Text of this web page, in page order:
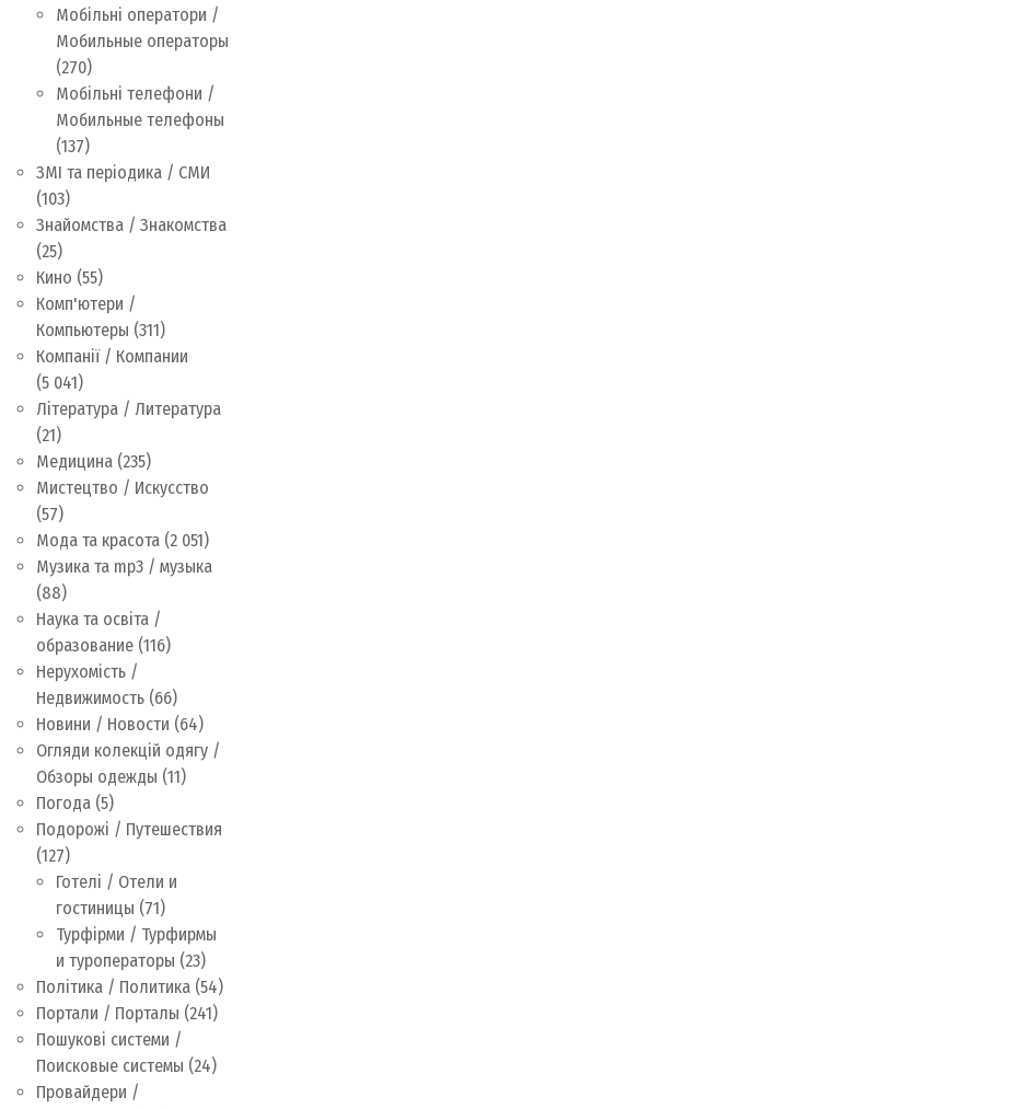
Мобільні оператори /
Мобильные операторы
(270)
Мобільні телефони /
Мобильные телефоны
(137)
ЗМІ та періодика / СМИ
(103)
Знайомства / Знакомства
(25)
Кино (55)
Комп'ютери /
Компьютеры (311)
Компанії / Компании
(5 041)
Література / Литература
(21)
Медицина (235)
Мистецтво / Искусство
(57)
Мода та красота (2 051)
Музика та mp3 / музыка
(88)
Наука та освіта /
образование (116)
Нерухомість /
Недвижимость (66)
Новини / Новости (64)
Огляди колекцій одягу /
Обзоры одежды (11)
Погода (5)
Подорожі / Путешествия
(127)
Готелі / Отели и
гостиницы (71)
Турфірми / Турфирмы
и туроператоры (23)
Політика / Политика (54)
Портали / Порталы (241)
Пошукові системи /
Поисковые системы (24)
Провайдери /